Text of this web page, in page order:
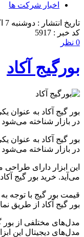
اخبار شرکت ها
تاریخ انتشار : دوشنبه 7 اکتبر 2024 - 21:33
کد خبر : 5917
0 نظر
بورگیج آکاد
بور گیج آکاد به عنوان
در بازار شناخته می‌شود
بور گیج آکاد به عنوان
در بازار شناخته می‌شود
این ابزار دارای
می‌آید. خرید بور گیج
قیمت بور گیج با توجه
بور گیج آکاد از طریق
مدل‌های مختلفی از بور
مدل‌های دیجیتال این